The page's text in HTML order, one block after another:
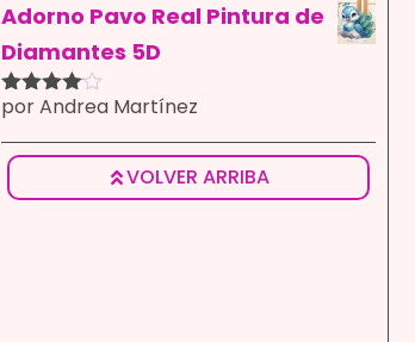
5
Adorno Pavo Real Pintura de
Diamantes 5D
Valorado
5
por Andrea Martínez
VOLVER ARRIBA